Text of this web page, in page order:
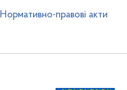
Нормативно-правові акти